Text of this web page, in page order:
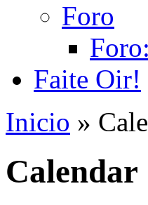
Foro
Faite Oir!
Inicio »
Calendar